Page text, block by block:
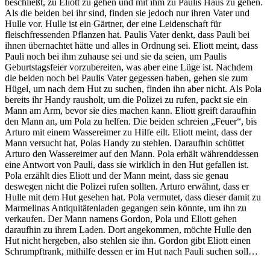
Als die beiden bei ihr sind, finden sie jedoch nur ihren Vater und
Hulle vor. Hulle ist ein Gärtner, der eine Leidenschaft für
fleischfressenden Pflanzen hat. Paulis Vater denkt, dass Pauli bei
ihnen übernachtet hätte und alles in Ordnung sei. Eliott meint, dass
Pauli noch bei ihm zuhause sei und sie da seien, um Paulis
Geburtstagsfeier vorzubereiten, was aber eine Lüge ist. Nachdem
die beiden noch bei Paulis Vater gegessen haben, gehen sie zum
Hügel, um nach dem Hut zu suchen, finden ihn aber nicht. Als Pola
bereits ihr Handy rausholt, um die Polizei zu rufen, packt sie ein
Mann am Arm, bevor sie dies machen kann. Eliott greift daraufhin
den Mann an, um Pola zu helfen. Die beiden schreien „Feuer“, bis
Arturo mit einem Wassereimer zu Hilfe eilt. Eliott meint, dass der
Mann versucht hat, Polas Handy zu stehlen. Daraufhin schüttet
Arturo den Wassereimer auf den Mann. Pola erhält währenddessen
eine Antwort von Pauli, dass sie wirklich in den Hut gefallen ist.
Pola erzählt dies Eliott und der Mann meint, dass sie genau
deswegen nicht die Polizei rufen sollten. Arturo erwähnt, dass er
Hulle mit dem Hut gesehen hat. Pola vermutet, dass dieser damit zu
Marmelinas Antiquitätenladen gegangen sein könnte, um ihn zu
verkaufen. Der Mann namens Gordon, Pola und Eliott gehen
daraufhin zu ihrem Laden. Dort angekommen, möchte Hulle den
Hut nicht hergeben, also stehlen sie ihn. Gordon gibt Eliott einen
Schrumpftrank, mithilfe dessen er im Hut nach Pauli suchen soll…